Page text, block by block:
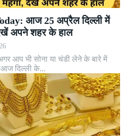
आज 25 अप्रैल दिल्ली में
अपने शहर के हाल
आप भी सोना या चंडी लेने के बारे में
दिल्ली के...